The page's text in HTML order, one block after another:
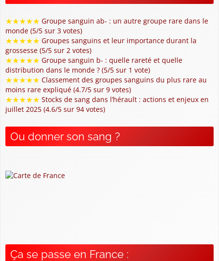
★★★★★ Groupe sanguin ab- : un autre groupe rare dans le
monde (5/5 sur 3 votes)
★★★★★ Groupes sanguins et leur importance durant la
grossesse (5/5 sur 2 votes)
★★★★★ Groupe sanguin b- : quelle rareté et quelle
distribution dans le monde ? (5/5 sur 1 vote)
★★★★★ Classement des groupes sanguins du plus rare au
moins rare expliqué (4.7/5 sur 9 votes)
★★★★★ Stocks de sang dans l’hérault : actions et enjeux en
juillet 2025 (4.6/5 sur 94 votes)
Ou donner son sang ?
Ça se passe en France :